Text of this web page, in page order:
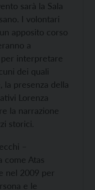
sarà la Sala
I volontari
apposito corso
a
interpretare
dei quali
la presenza della
Lorenza
la narrazione
storici.
–
come Atas
nel 2009 per
e le